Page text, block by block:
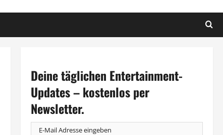
Deine täglichen Entertainment-
Updates – kostenlos per
Newsletter.